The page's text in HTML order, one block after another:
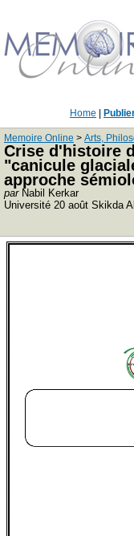
Home
Memoire Online > Arts,
Crise d'histoire
"canicule
approche
parNabil Kerkar
Université 20 août Skikda